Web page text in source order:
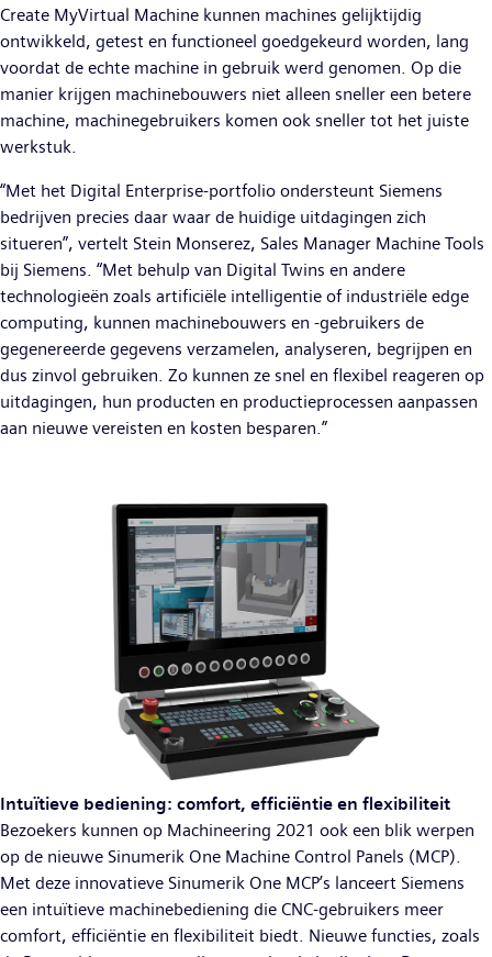
Create MyVirtual Machine kunnen machines gelijktijdig
ontwikkeld, getest en functioneel goedgekeurd worden, lang
voordat de echte machine in gebruik werd genomen. Op die
manier krijgen machinebouwers niet alleen sneller een betere
machine, machinegebruikers komen ook sneller tot het juiste
werkstuk.
“Met het Digital Enterprise-portfolio ondersteunt Siemens
bedrijven precies daar waar de huidige uitdagingen zich
situeren”, vertelt Stein Monserez, Sales Manager Machine Tools
bij Siemens. “Met behulp van Digital Twins en andere
technologieën zoals artificiële intelligentie of industriële edge
computing, kunnen machinebouwers en -gebruikers de
gegenereerde gegevens verzamelen, analyseren, begrijpen en
dus zinvol gebruiken. Zo kunnen ze snel en flexibel reageren op
uitdagingen, hun producten en productieprocessen aanpassen
aan nieuwe vereisten en kosten besparen.”
Intuïtieve bediening: comfort, efficiëntie en flexibiliteit
Bezoekers kunnen op Machineering 2021 ook een blik werpen
op de nieuwe Sinumerik One Machine Control Panels (MCP).
Met deze innovatieve Sinumerik One MCP’s lanceert Siemens
een intuïtieve machinebediening die CNC-gebruikers meer
comfort, efficiëntie en flexibiliteit biedt. Nieuwe functies, zoals